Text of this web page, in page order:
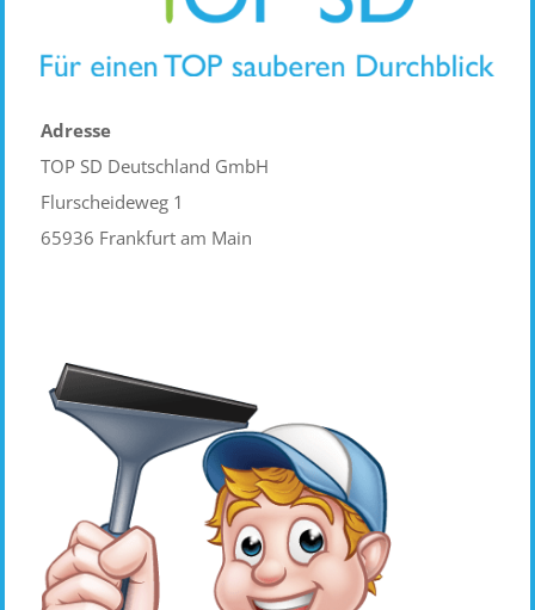
Adresse
TOP SD Deutschland GmbH
Flurscheideweg 1
65936 Frankfurt am Main